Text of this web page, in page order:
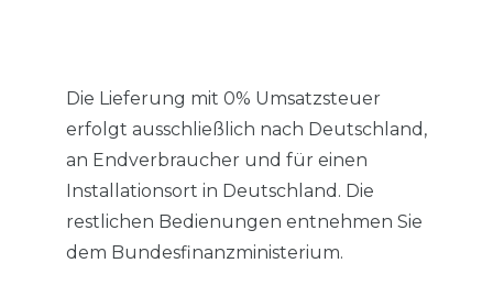
Die Lieferung mit 0% Umsatzsteuer
erfolgt ausschließlich nach Deutschland,
an Endverbraucher und für einen
Installationsort in Deutschland. Die
restlichen Bedienungen entnehmen Sie
dem Bundesfinanzministerium.